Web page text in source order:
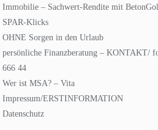
Immobilie – Sachwert-Rendite mit
SPAR-Klicks
OHNE Sorgen in den Urlaub
persönliche Finanzberatung – KONTAKT/
666 44
Wer ist MSA? – Vita
Impressum/ERSTINFORMATION
Datenschutz